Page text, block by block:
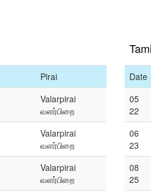
Pirai
Valarpirai
வளர்பிறை
Valarpirai
வளர்பிறை
Valarpirai
வளர்பிறை
Date
05
22
06
23
08
25